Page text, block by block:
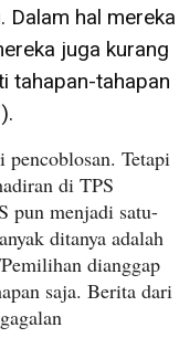
Dalam hal mereka
juga kurang
tahapan-tahapan
pencoblosan. Tetapi
di TPS
pun menjadi satu-
ditanya adalah
dianggap
saja. Berita dari